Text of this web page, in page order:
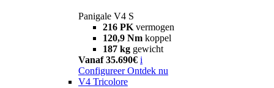
Panigale V4 S
216 PK vermogen
120,9 Nm koppel
187 kg gewicht
Vanaf 35.690€ i
Configureer Ontdek nu
V4 Tricolore